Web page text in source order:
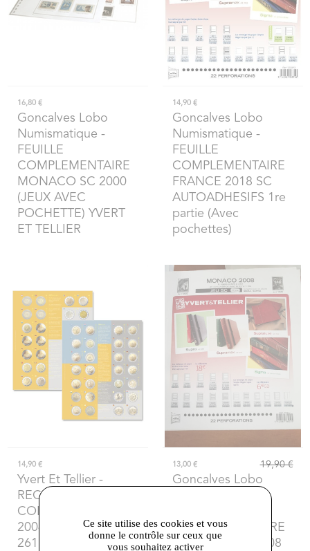
16,80 €
Goncalves Lobo
Numismatique -
FEUILLE
COMPLEMENTAIRE
MONACO SC 2000
(JEUX AVEC
POCHETTE) YVERT
ET TELLIER
14,90 €
Goncalves Lobo
Numismatique -
FEUILLE
COMPLEMENTAIRE
FRANCE 2018 SC
AUTOADHESIFS 1re
partie (Avec
pochettes)
14,90 €
Yvert Et Tellier-
RECHARGE 2 EURO
COMMEMORATIFS
2004 a 2010 (Yvert
2611)
13,00 € 19,90 €
Goncalves Lobo
COMPLEMENTAIRE
MONACO SC 2008
Ce site utilise des cookies et vous
donne le contrôle sur ceux que
vous souhaitez activer